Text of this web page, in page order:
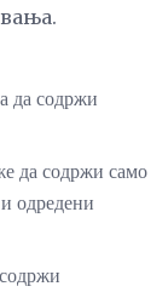
да содржи
да содржи само
одредени